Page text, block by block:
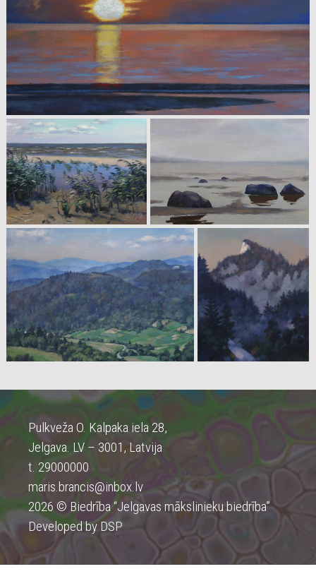
Pulkveža O. Kalpaka iela 28,
Jelgava. LV – 3001, Latvija
t. 29000000
maris.brancis@inbox.lv
2026 © Biedrība “Jelgavas mākslinieku biedrība”
Developed by DSP